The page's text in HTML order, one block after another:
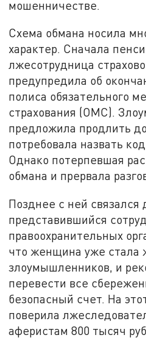
мошенничестве.
Схема обмана носила
характер. Сначала
лжесотрудница
предупредила об
полиса обязательного
страхования (ОМС).
предложила продлить
потребовала назвать
Однако потерпевшая
обмана и прервала
Позднее с ней связался
представившийся
правоохранительных
что женщина уже стала
злоумышленников, и
перевести все
безопасный счет. На
поверила
аферистам 800 тысяч